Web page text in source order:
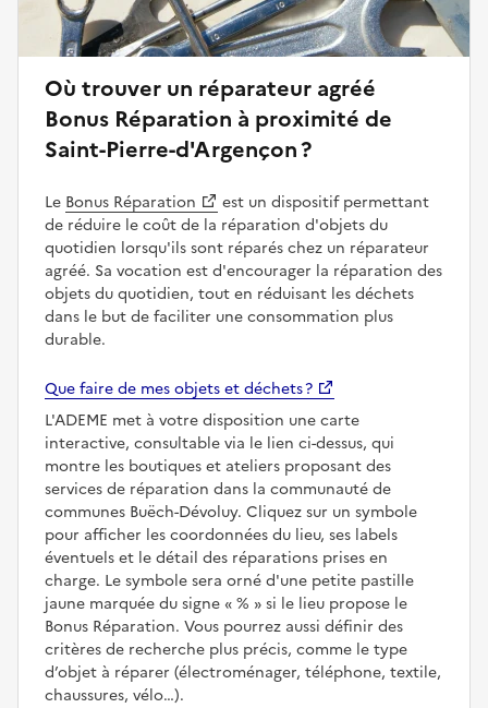
Où trouver un réparateur agréé
Bonus Réparation à proximité de
Saint-Pierre-d'Argençon ?
Le Bonus Réparation
est un dispositif permettant
de réduire le coût de la réparation d'objets du
quotidien lorsqu'ils sont réparés chez un réparateur
agréé. Sa vocation est d'encourager la réparation des
objets du quotidien, tout en réduisant les déchets
dans le but de faciliter une consommation plus
durable.
Que faire de mes objets et déchets ?
L'ADEME met à votre disposition une carte
interactive, consultable via le lien ci-dessus, qui
montre les boutiques et ateliers proposant des
services de réparation dans la communauté de
communes Buëch-Dévoluy. Cliquez sur un symbole
pour afficher les coordonnées du lieu, ses labels
éventuels et le détail des réparations prises en
charge. Le symbole sera orné d'une petite pastille
jaune marquée du signe
%
si le lieu propose le
Bonus Réparation. Vous pourrez aussi définir des
critères de recherche plus précis, comme le type
d’objet à réparer (électroménager, téléphone, textile,
chaussures, vélo…).